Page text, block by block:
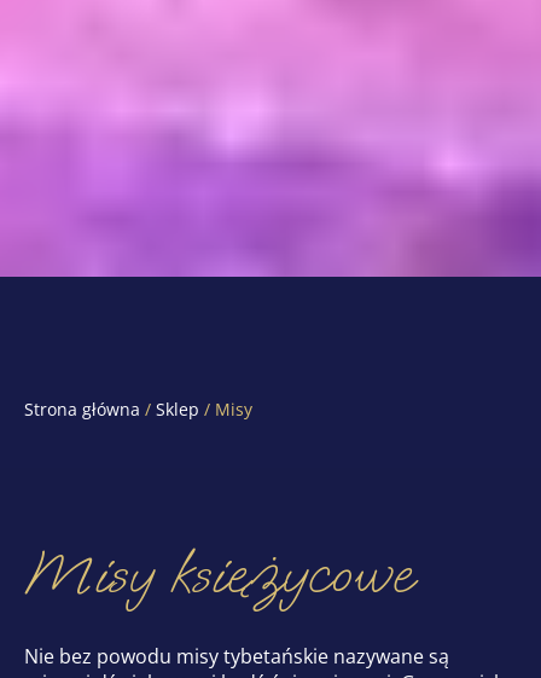
Strona główna / Sklep / Misy
Misy księżycowe
Nie bez powodu misy tybetańskie nazywane są